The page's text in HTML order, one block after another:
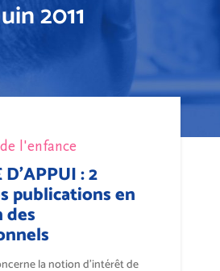
2011
l'enfance
D'APPUI : 2
publications en
des
la notion d’intérêt de